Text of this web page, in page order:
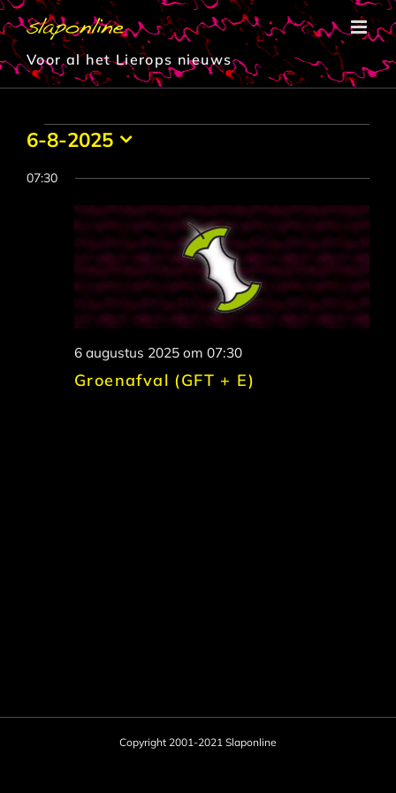
Ga
naar
inhoud
Voor al het Lierops nieuws
Evenementen
in
augustus
2025
6-8-2025
een
datum.
07:30
Groenafval (GFT + E)
6 augustus 2025 om 07:30
Copyright 2001-2021 Slaponline